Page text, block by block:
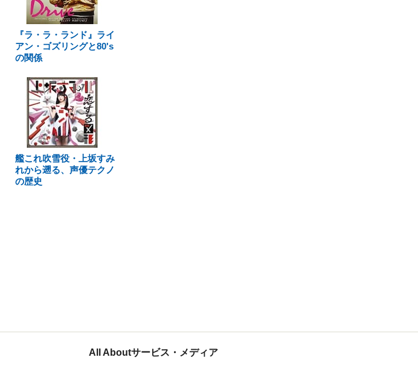
『ラ・ラ・ランド』ライ
アン・ゴズリングと80's
の関係
艦これ吹雪役・上坂すみ
れから遡る、声優テクノ
の歴史
All Aboutサービス・メディア